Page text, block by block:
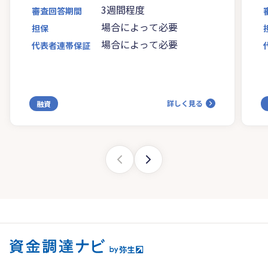
審査回答期間 3週間程度
担保 場合によって必要
代表者連帯保証 場合によって必要
融資 詳しく見る